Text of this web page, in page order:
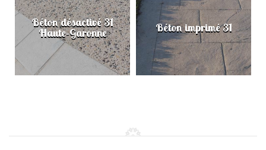
Béton désactivé 31
Haute-Garonne Béton imprimé 31